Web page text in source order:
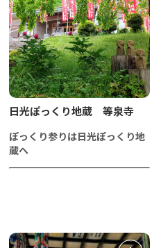
日光ぽっくり地蔵 等泉寺
ぽっくり参りは日光ぽっくり地
蔵へ